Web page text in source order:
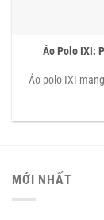
Áo Polo IXI:
Áo polo IXI
MỚI NHẤT